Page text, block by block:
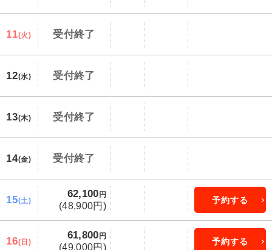
11(火) 受付終了
12(水) 受付終了
13(木) 受付終了
14(金) 受付終了
15(土)
62,100 円
(48,900円)
予約する
16(日)
61,800 円
(49,000円)
予約する